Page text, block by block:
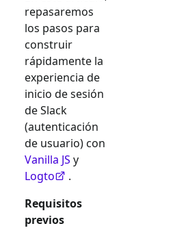
repasaremos
los pasos para
construir
rápidamente la
experiencia de
inicio de sesión
deSlack
(autenticación
de usuario) con
Vanilla JS y
Logto
.
Requisitos
previos